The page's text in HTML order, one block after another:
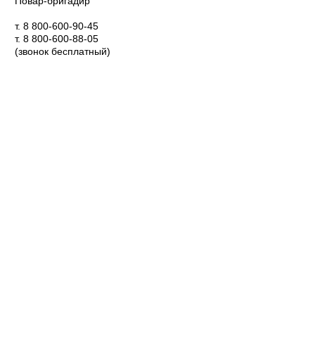
т. 8 800-600-90-45
т. 8 800-600-88-05
(звонок бесплатный)